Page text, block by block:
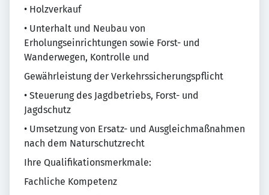
• Holzverkauf
• Unterhalt und Neubau von
Erholungseinrichtungen sowie Forst- und
Wanderwegen, Kontrolle und
Gewährleistung der Verkehrssicherungspflicht
• Steuerung des Jagdbetriebs, Forst- und
Jagdschutz
• Umsetzung von Ersatz- und Ausgleichmaßnahmen
nach dem Naturschutzrecht
Ihre Qualifikationsmerkmale:
Fachliche Kompetenz